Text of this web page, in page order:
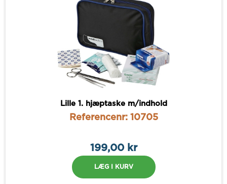
Lille 1. hjæptaske m/indhold
Referencenr: 10705
199,00 kr
LÆG I KURV